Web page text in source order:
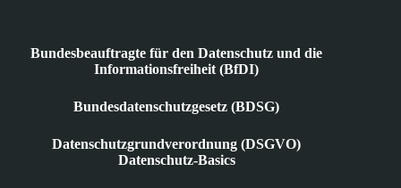
Bundesbeauftragte für den Datenschutz und die
Informationsfreiheit (BfDI)
Bundesdatenschutzgesetz (BDSG)
Datenschutzgrundverordnung (DSGVO)
Datenschutz-Basics